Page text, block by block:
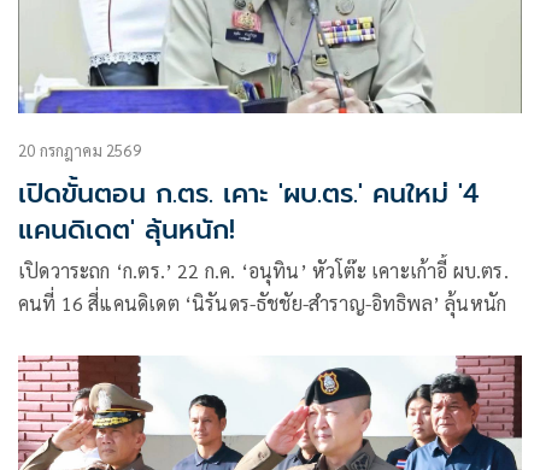
20 กรกฎาคม 2569
เปิดขั้นตอน ก.ตร. เคาะ 'ผบ.ตร.' คนใหม่ '4
แคนดิเดต' ลุ้นหนัก!
เปิดวาระถก ‘ก.ตร.’ 22 ก.ค. ‘อนุทิน’ หัวโต๊ะ เคาะเก้าอี้ ผบ.ตร.
คนที่ 16 สี่แคนดิเดต ‘นิรันดร-ธัชชัย-สำราญ-อิทธิพล’ ลุ้นหนัก